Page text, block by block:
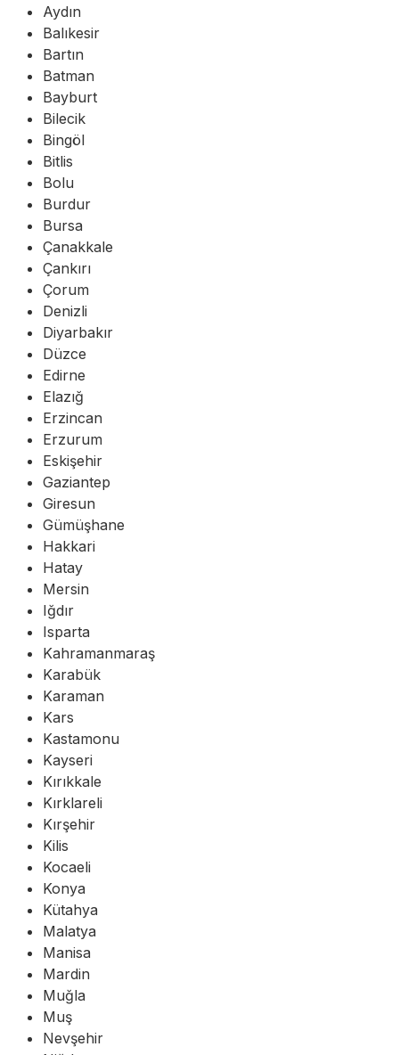
Aydın
Balıkesir
Bartın
Batman
Bayburt
Bilecik
Bingöl
Bitlis
Bolu
Burdur
Bursa
Çanakkale
Çankırı
Çorum
Denizli
Diyarbakır
Düzce
Edirne
Elazığ
Erzincan
Erzurum
Eskişehir
Gaziantep
Giresun
Gümüşhane
Hakkari
Hatay
Mersin
Iğdır
Isparta
Kahramanmaraş
Karabük
Karaman
Kars
Kastamonu
Kayseri
Kırıkkale
Kırklareli
Kırşehir
Kilis
Kocaeli
Konya
Kütahya
Malatya
Manisa
Mardin
Muğla
Muş
Nevşehir